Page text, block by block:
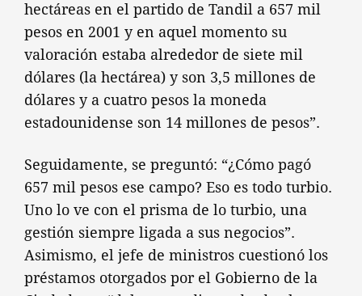
hectáreas en el partido de Tandil a 657 mil
pesos en 2001 y en aquel momento su
valoración estaba alrededor de siete mil
dólares (la hectárea) y son 3,5 millones de
dólares y a cuatro pesos la moneda
estadounidense son 14 millones de pesos”.
Seguidamente, se preguntó: “¿Cómo pagó
657 mil pesos ese campo? Eso es todo turbio.
Uno lo ve con el prisma de lo turbio, una
gestión siempre ligada a sus negocios”.
Asimismo, el jefe de ministros cuestionó los
préstamos otorgados por el Gobierno de la